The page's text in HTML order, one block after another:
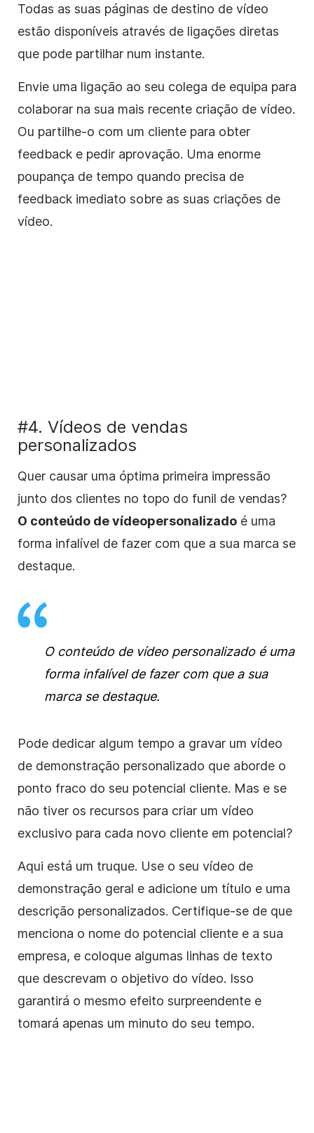
Todas as suas páginas de destino de vídeo
estão disponíveis através de ligações diretas
que pode partilhar num instante.
Envie uma ligação ao seu colega de equipa para
colaborar na sua mais recente criação de vídeo.
Ou partilhe-o com um cliente para obter
feedback e pedir aprovação. Uma enorme
poupança de tempo quando precisa de
feedback imediato sobre as suas criações de
vídeo.
#4. Vídeos de vendas
personalizados
Quer causar uma óptima primeira impressão
junto dos clientes no topo do funil de vendas?
O conteúdo de vídeopersonalizado é uma
forma infalível de fazer com que a sua marca se
destaque.
O conteúdo de vídeo personalizado é uma
forma infalível de fazer com que a sua
marca se destaque.
Pode dedicar algum tempo a gravar um vídeo
de demonstração personalizado que aborde o
ponto fraco do seu potencial cliente. Mas e se
não tiver os recursos para criar um vídeo
exclusivo para cada novo cliente em potencial?
Aqui está um truque. Use o seu vídeo de
demonstração geral e adicione um título e uma
descrição personalizados. Certifique-se de que
menciona o nome do potencial cliente e a sua
empresa, e coloque algumas linhas de texto
que descrevam o objetivo do vídeo. Isso
garantirá o mesmo efeito surpreendente e
tomará apenas um minuto do seu tempo.